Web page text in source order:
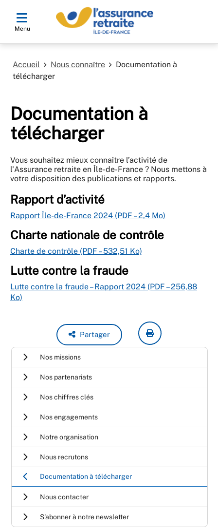
Menu
Accueil Nous connaître
Documentation à
télécharger
Documentation à
télécharger
Vous souhaitez mieux connaître l’activité de
l'Assurance retraite en Île-de-France ? Nous mettons à
votre disposition des publications et rapports.
Rapport d’activité
Rapport Île-de-France 2024 (PDF – 2,4 Mo)
Charte nationale de contrôle
Charte de contrôle (PDF – 532,51 Ko)
Lutte contre la fraude
Lutte contre la fraude – Rapport 2024 (PDF – 256,88
Ko)
Partager
Nos missions
Nos partenariats
Nos chiffres clés
Nos engagements
Notre organisation
Nous recrutons
Documentation à télécharger
Nous contacter
S'abonner à notre newsletter